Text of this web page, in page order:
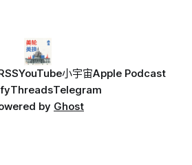
YouTube小宇宙Apple Podcast
ThreadsTelegram
by Ghost